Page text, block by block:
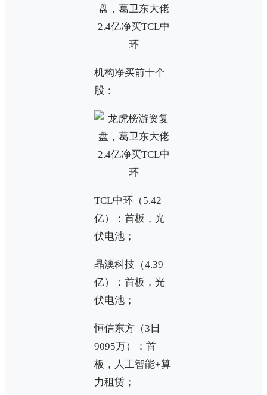
机构净买前十个
股：
TCL中环（5.42
亿）：首板，光
伏电池；
晶澳科技（4.39
亿）：首板，光
伏电池；
恒信东方（3日
9095万）：首
板，人工智能+算
力租赁；